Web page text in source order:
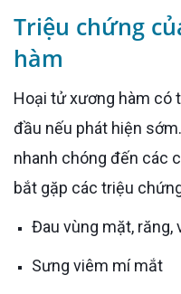
Triệu chứng
hàm
Hoại tử xương hàm có thể điều trị dứt điểm ngay từ
đầu nếu phát hiện
nhanh chóng đến các
bắt gặp các triệu
Đau vùng mặt,
Sưng viêm mí mắt